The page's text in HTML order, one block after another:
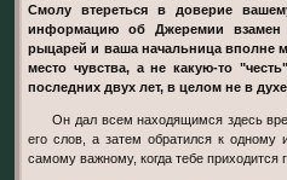
Смолу втереться в доверие
информацию об Джеремии
рыцарей и ваша начальница вполне
место чувства, а не какую-то
последних двух лет, в целом не в
Он дал всем находящимся здесь время, чтобы до них дошел смысл
его слов, а затем обратился к одному
самому важному, когда тебе приходится